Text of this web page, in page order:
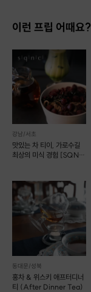
이런 프립 어때요?
강남/서초
맛있는 차 티이, 가로수길
최상의 미식 경험 [SQNC
동대문/성북
홍차 & 위스키 애프터디너
티 (After Dinner Tea)